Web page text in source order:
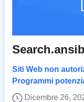
Siti Web non
Programmi
Dicembre 26,